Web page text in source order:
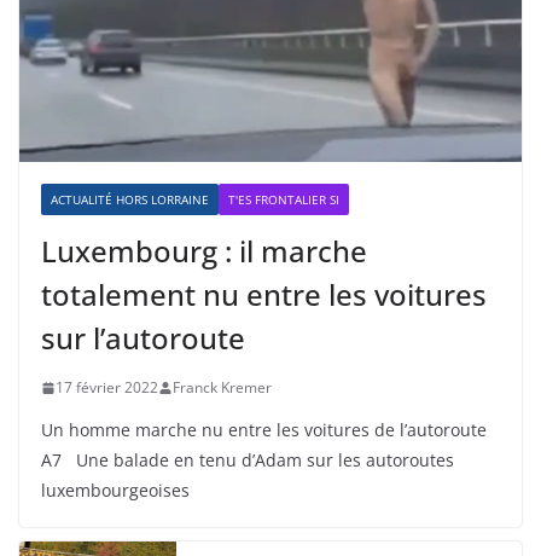
ACTUALITÉ HORS LORRAINE T'ES FRONTALIER SI
Luxembourg : il marche
totalement nu entre les voitures
sur l’autoroute
17 février 2022 Franck Kremer
Un homme marche nu entre les voitures de l’autoroute
A7 Une balade en tenu d’Adam sur les autoroutes
luxembourgeoises